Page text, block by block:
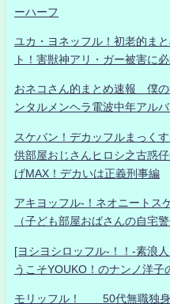
ーハーフ
ユカ・ヨネッフル！初老的ま
ト！害獣神アリ・ガー被害に
おネコさん的まとめ速報 僕の
ンタルメンヘラ電波中年アル
スケバン！デカッフルまっく
供部屋おじさんヒロシ之古惑
げMAX！デカいは正義刑事編
アキヨッフル-！ネオニートス
（子ども部屋おばさんの自宅
[ヨシヨシロッフル-！！-素浪
うこそYOUKO！のナンノ洋子
モリッフル！ 50代無職独身